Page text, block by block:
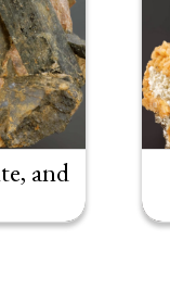
and